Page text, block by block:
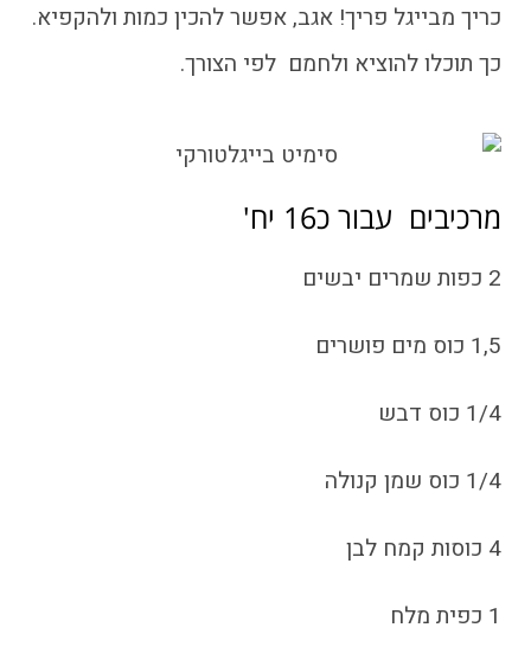
כריך מבייגל פריך! אגב, אפשר להכין כמות ולהקפיא.
כך תוכלו להוציא ולחמם לפי הצורך.
מרכיבים עבור כ16 יח'
2 כפות שמרים יבשים
1,5 כוס מים פושרים
1/4 כוס דבש
1/4 כוס שמן קנולה
4 כוסות קמח לבן
1 כפית מלח